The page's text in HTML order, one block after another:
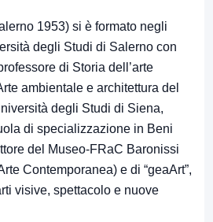
1953) si è formato negli
degli Studi di Salerno con
di Storia dell’arte
ambientale e architettura del
degli Studi di Siena,
di specializzazione in Beni
del Museo-FRaC Baronissi
Contemporanea) e di “geaArt”,
visive, spettacolo e nuove